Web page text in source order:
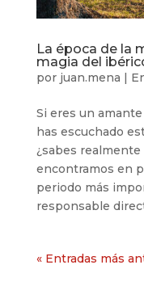
La época de la
magia del
por juan.mena |
Si eres un
has escuchado
¿sabes
encontramos en
periodo más
responsable
« Entradas más